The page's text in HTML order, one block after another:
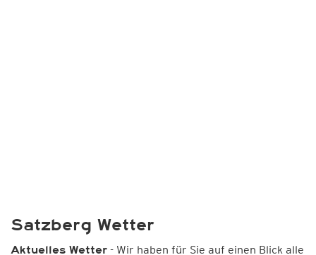
Satzberg Wetter
Aktuelles Wetter - Wir haben für Sie auf einen Blick alle